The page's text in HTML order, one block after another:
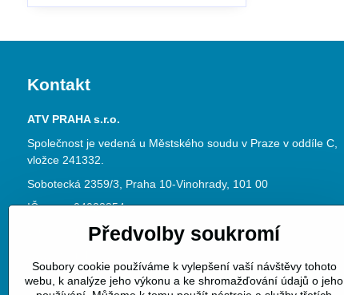
Kontakt
ATV PRAHA s.r.o.
Společnost je vedená u Městského soudu v Praze v oddíle C,
vložce 241332.
Sobotecká 2359/3, Praha 10-Vinohrady, 101 00
IČ: 04023854
DIČ: CZ04023854
Datová schránka ID: jke3dy6
Předvolby soukromí
Soubory cookie používáme k vylepšení vaší návštěvy tohoto
webu, k analýze jeho výkonu a ke shromažďování údajů o jeho